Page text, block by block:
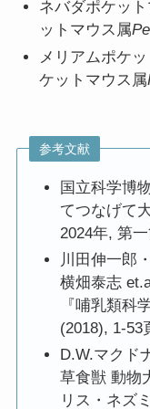
ネバダポケッ
ットマウス属
メリアムポケ
ケットマウス属
参考文献
国立科学博
てつなげて
2024年, 第
川田伸一郎
横畑泰志
『哺乳類科
(2018), 1-53
D.W.マクド
草食獣 動物
リス・ネズ